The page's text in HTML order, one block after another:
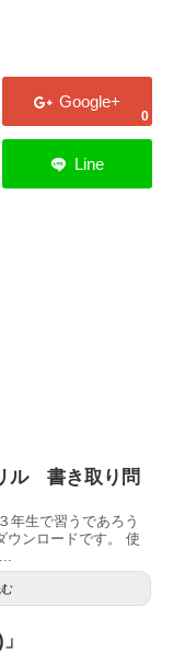
0
ル 書き取り問
年生で習うであろう
ウンロードです。 使